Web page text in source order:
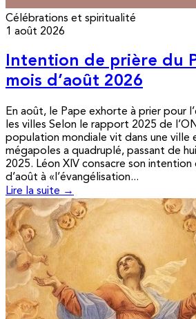
Célébrations et spiritualité
1 août 2026
Intention de prière du
mois d’août 2026
En août, le Pape exhorte à prier pour
les villes Selon le rapport 2025 de
population mondiale vit dans une ville
mégapoles a quadruplé, passant de
2025. Léon XIV consacre son intention
d’août à «l’évangélisation...
Lire la suite →